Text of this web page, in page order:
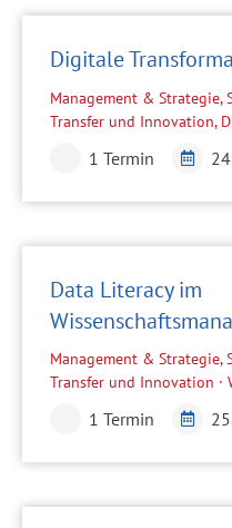
Digitale
Management & Strategie,
Transfer und Innovation,
1 Termin
Data Literacy im
Management & Strategie,
Transfer und Innovation ·
1 Termin